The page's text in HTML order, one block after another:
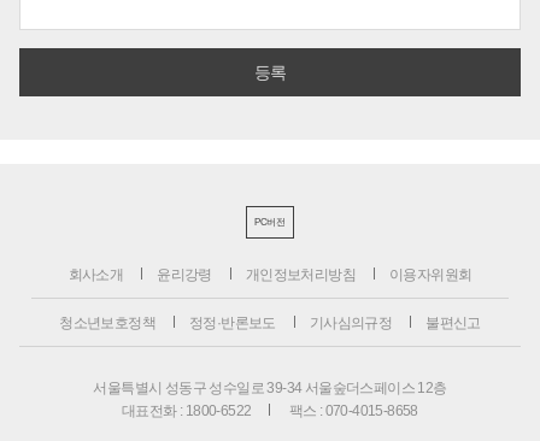
PC버전
회사소개 윤리강령 개인정보처리방침 이용자위원회
청소년보호정책 정정·반론보도 기사심의규정 불편신고
서울특별시 성동구 성수일로 39-34 서울숲더스페이스 12층
대표전화 : 1800-6522
팩스 : 070-4015-8658